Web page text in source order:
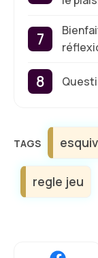
Étiquettes
regle jeu